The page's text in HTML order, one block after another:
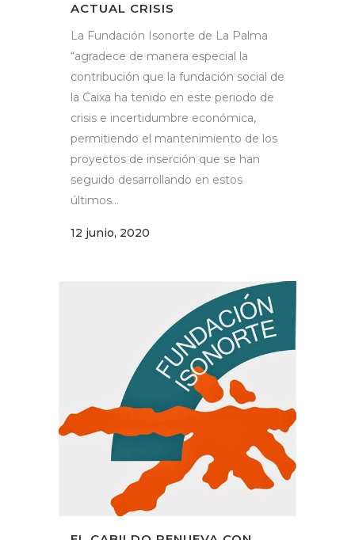
ACTUAL CRISIS
La Fundación Isonorte de La Palma
“agradece de manera especial la
contribución que la fundación social de
la Caixa ha tenido en este periodo de
crisis e incertidumbre económica,
permitiendo el mantenimiento de los
proyectos de inserción que se han
seguido desarrollando en estos
últimos...
12 junio, 2020